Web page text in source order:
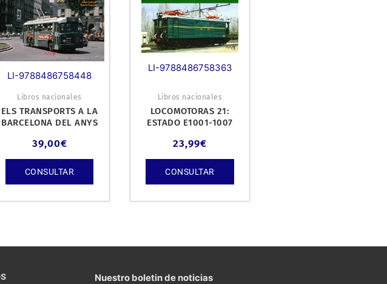
LI-9788486758448
Libros nacionales
ELS TRANSPORTS A LA
BARCELONA DEL ANYS
39,00€
CONSULTAR
LI-9788486758363
Libros nacionales
LOCOMOTORAS 21:
ESTADO E1001-1007
23,99€
CONSULTAR
Nuestro boletin de noticias